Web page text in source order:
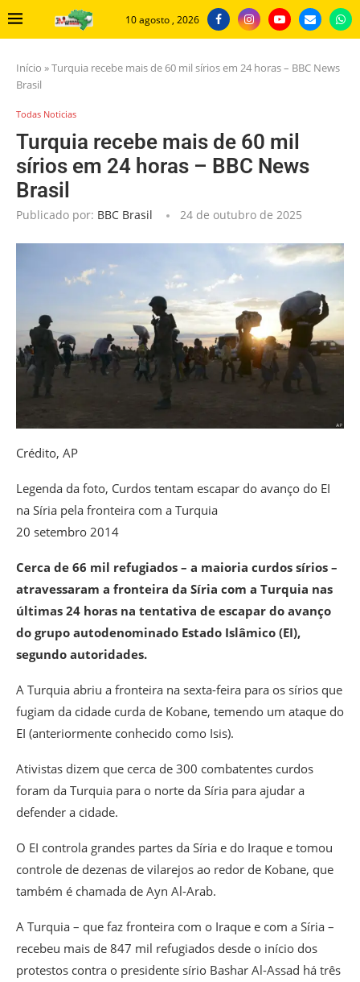
10 agosto , 2026
Início »Turquia recebe mais de 60 mil sírios em 24 horas – BBC News
Brasil
Todas Noticias
Turquia recebe mais de 60 mil
sírios em 24 horas – BBC News
Brasil
Publicado por: BBC Brasil 24 de outubro de 2025
Crédito, AP
Legenda da foto, Curdos tentam escapar do avanço do EI
na Síria pela fronteira com a Turquia
20 setembro 2014
Cerca de 66 mil refugiados – a maioria curdos sírios –
atravessaram a fronteira da Síria com a Turquia nas
últimas 24 horas na tentativa de escapar do avanço
do grupo autodenominado Estado Islâmico (EI),
segundo autoridades.
A Turquia abriu a fronteira na sexta-feira para os sírios que
fugiam da cidade curda de Kobane, temendo um ataque do
EI (anteriormente conhecido como Isis).
Ativistas dizem que cerca de 300 combatentes curdos
foram da Turquia para o norte da Síria para ajudar a
defender a cidade.
O EI controla grandes partes da Síria e do Iraque e tomou
controle de dezenas de vilarejos ao redor de Kobane, que
também é chamada de Ayn Al-Arab.
A Turquia – que faz fronteira com o Iraque e com a Síria –
recebeu mais de 847 mil refugiados desde o início dos
protestos contra o presidente sírio Bashar Al-Assad há três